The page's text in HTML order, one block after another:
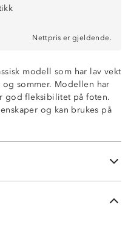
Nettpris er gjeldende.
modell som har lav vekt
sommer. Modellen har
god fleksibilitet på foten.
og kan brukes på